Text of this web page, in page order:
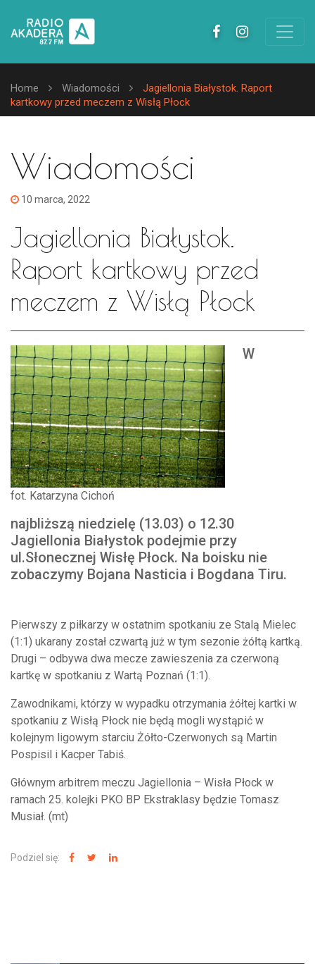
Home Wiadomości
Jagiellonia Białystok. Raport
kartkowy przed meczem z Wisłą Płock
Wiadomości
10 marca, 2022
Jagiellonia Białystok.
Raport kartkowy przed
meczem z Wisłą Płock
fot. Katarzyna Cichoń
W
najbliższą niedzielę (13.03) o 12.30
Jagiellonia Białystok podejmie przy
ul.Słonecznej Wisłę Płock. Na boisku nie
zobaczymy Bojana Nasticia i Bogdana Tiru.
Pierwszy z piłkarzy w ostatnim spotkaniu ze Stalą Mielec
(1:1) ukarany został czwartą już w tym sezonie żółtą kartką.
Drugi – odbywa dwa mecze zawieszenia za czerwoną
kartkę w spotkaniu z Wartą Poznań (1:1).
Zawodnikami, którzy w wypadku otrzymania żółtej kartki w
spotkaniu z Wisłą Płock nie będą mogli wystąpić w
kolejnym ligowym starciu Żółto-Czerwonych są Martin
Pospisil i Kacper Tabiś.
Głównym arbitrem meczu Jagiellonia – Wisła Płock w
ramach 25. kolejki PKO BP Ekstraklasy będzie Tomasz
Musiał. (mt)
Podziel się: